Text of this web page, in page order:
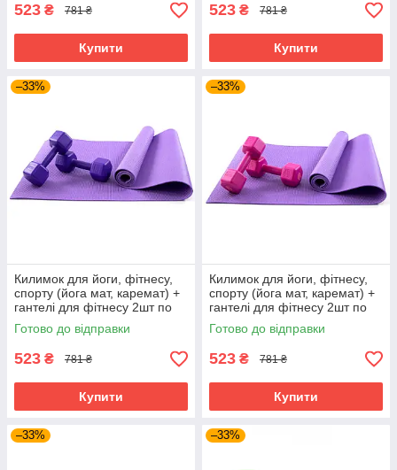
523 ₴ 781 ₴
Купити
523 ₴ 781 ₴
Купити
–33%
Килимок для йоги, фітнесу,
спорту (йога мат, каремат) +
гантелі для фітнесу 2шт по
2кг OSPORT Set 82 (n-0112)
Фіолетово-фіолетовий
Готово до відправки
523 ₴ 781 ₴
Купити
–33%
Килимок для йоги, фітнесу,
спорту (йога мат, каремат) +
гантелі для фітнесу 2шт по
2кг OSPORT Set 82 (n-0112)
Фіолетово-рожевий
Готово до відправки
523 ₴ 781 ₴
Купити
–33% –33%